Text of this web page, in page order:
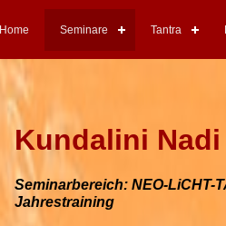
Home Seminare Tantra
Kundalini Nadi
Seminarbereich: NEO-LiCHT-
Jahrestraining